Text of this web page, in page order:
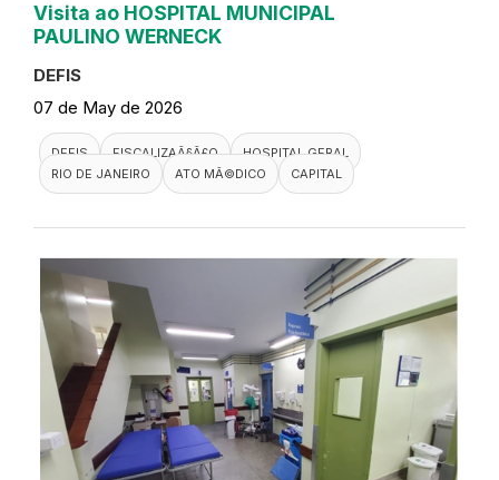
Visita ao HOSPITAL MUNICIPAL
PAULINO WERNECK
DEFIS
07 de May de 2026
DEFIS FISCALIZAÃ§Ã£O
HOSPITAL GERAL
RIO DE JANEIRO
ATO MÃ©DICO CAPITAL